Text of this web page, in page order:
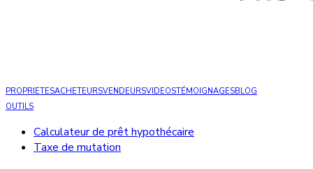
PROPRIETESACHETEURSVENDEURSVIDEOSTÉMOIGNAGESBLOG
OUTILS
Calculateur de prêt hypothécaire
Taxe de mutation